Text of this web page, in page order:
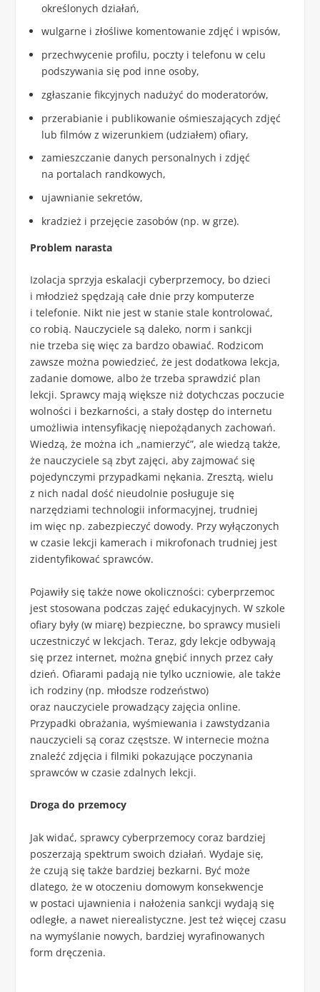
określonych działań,
wulgarne i złośliwe komentowanie zdjęć i wpisów,
przechwycenie profilu, poczty i telefonu w celu
podszywania się pod inne osoby,
zgłaszanie fikcyjnych nadużyć do moderatorów,
przerabianie i publikowanie ośmieszających zdjęć
lub filmów z wizerunkiem (udziałem) ofiary,
zamieszczanie danych personalnych i zdjęć
na portalach randkowych,
ujawnianie sekretów,
kradzież i przejęcie zasobów (np. w grze).
Problem narasta
Izolacja sprzyja eskalacji cyberprzemocy, bo dzieci
i młodzież spędzają całe dnie przy komputerze
i telefonie. Nikt nie jest w stanie stale kontrolować,
co robią. Nauczyciele są daleko, norm i sankcji
nie trzeba się więc za bardzo obawiać. Rodzicom
zawsze można powiedzieć, że jest dodatkowa lekcja,
zadanie domowe, albo że trzeba sprawdzić plan
lekcji. Sprawcy mają większe niż dotychczas poczucie
wolności i bezkarności, a stały dostęp do internetu
umożliwia intensyfikację niepożądanych zachowań.
Wiedzą, że można ich „namierzyć”, ale wiedzą także,
że nauczyciele są zbyt zajęci, aby zajmować się
pojedynczymi przypadkami nękania. Zresztą, wielu
z nich nadal dość nieudolnie posługuje się
narzędziami technologii informacyjnej, trudniej
im więc np. zabezpieczyć dowody. Przy wyłączonych
w czasie lekcji kamerach i mikrofonach trudniej jest
zidentyfikować sprawców.
Pojawiły się także nowe okoliczności: cyberprzemoc
jest stosowana podczas zajęć edukacyjnych. W szkole
ofiary były (w miarę) bezpieczne, bo sprawcy musieli
uczestniczyć w lekcjach. Teraz, gdy lekcje odbywają
się przez internet, można gnębić innych przez cały
dzień. Ofiarami padają nie tylko uczniowie, ale także
ich rodziny (np. młodsze rodzeństwo)
oraz nauczyciele prowadzący zajęcia online.
Przypadki obrażania, wyśmiewania i zawstydzania
nauczycieli są coraz częstsze. W internecie można
znaleźć zdjęcia i filmiki pokazujące poczynania
sprawców w czasie zdalnych lekcji.
Droga do przemocy
Jak widać, sprawcy cyberprzemocy coraz bardziej
poszerzają spektrum swoich działań. Wydaje się,
że czują się także bardziej bezkarni. Być może
dlatego, że w otoczeniu domowym konsekwencje
w postaci ujawnienia i nałożenia sankcji wydają się
odległe, a nawet nierealistyczne. Jest też więcej czasu
na wymyślanie nowych, bardziej wyrafinowanych
form dręczenia.